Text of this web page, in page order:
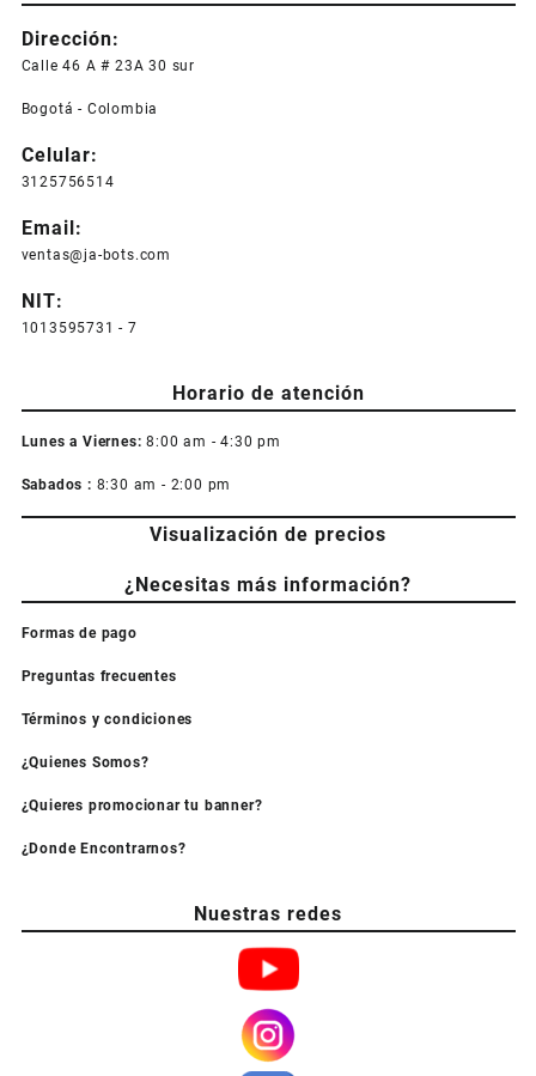
Dirección:
Calle 46 A # 23A 30 sur
Bogotá - Colombia
Celular:
3125756514
Email:
ventas@ja-bots.com
NIT:
1013595731 - 7
Horario de atención
Lunes a Viernes: 8:00 am - 4:30 pm
Sabados : 8:30 am - 2:00 pm
Visualización de precios
¿Necesitas más información?
Formas de pago
Preguntas frecuentes
Términos y condiciones
¿Quienes Somos?
¿Quieres promocionar tu banner?
¿Donde Encontrarnos?
Nuestras redes